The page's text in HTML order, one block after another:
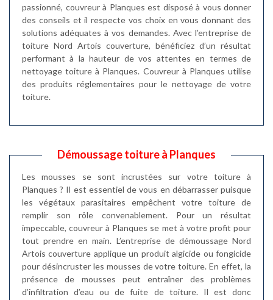
passionné, couvreur à Planques est disposé à vous donner
des conseils et il respecte vos choix en vous donnant des
solutions adéquates à vos demandes. Avec l’entreprise de
toiture Nord Artois couverture, bénéficiez d’un résultat
performant à la hauteur de vos attentes en termes de
nettoyage toiture à Planques. Couvreur à Planques utilise
des produits réglementaires pour le nettoyage de votre
toiture.
Démoussage toiture à Planques
Les mousses se sont incrustées sur votre toiture à
Planques ? Il est essentiel de vous en débarrasser puisque
les végétaux parasitaires empêchent votre toiture de
remplir son rôle convenablement. Pour un résultat
impeccable, couvreur à Planques se met à votre profit pour
tout prendre en main. L’entreprise de démoussage Nord
Artois couverture applique un produit algicide ou fongicide
pour désincruster les mousses de votre toiture. En effet, la
présence de mousses peut entraîner des problèmes
d’infiltration d’eau ou de fuite de toiture. Il est donc